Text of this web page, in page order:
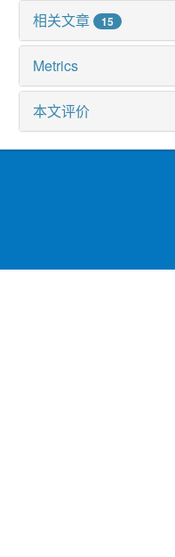
相关文章 15
Metrics
本文评价